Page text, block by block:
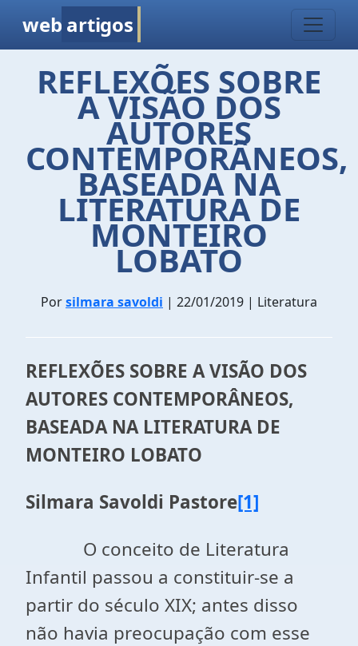
web artigos
REFLEXÕES SOBRE
A VISÃO DOS
AUTORES
CONTEMPORÂNEOS,
BASEADA NA
LITERATURA DE
MONTEIRO
LOBATO
Porsilmara savoldi | 22/01/2019 | Literatura
REFLEXÕES SOBRE A VISÃO DOS
AUTORES CONTEMPORÂNEOS,
BASEADA NA LITERATURA DE
MONTEIRO LOBATO
Silmara Savoldi Pastore[1]
O conceito de Literatura
Infantil passou a constituir-se a
partir do século XIX; antes disso
não havia preocupação com esse